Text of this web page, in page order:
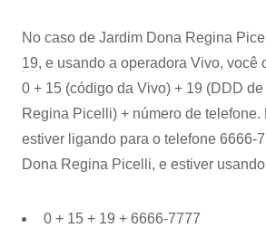
No caso de Jardim Dona Regina
19, e usando a operadora Vivo, você
0 + 15 (código da Vivo) + 19 (DDD
Regina Picelli) + número de telefone.
estiver ligando para o telefone 6666-
Dona Regina Picelli, e estiver
0 + 15 + 19 + 6666-7777